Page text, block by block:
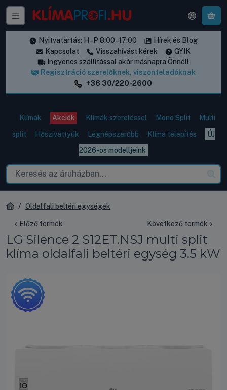
Nyitvatartás: H–P 8:00–17:00
Hírek és Blog
Kapcsolat
Visszahívást kérek
GYIK
Ingyenes szállítással akár másnapra Önnél!
Regisztráció szerelőknek, viszonteladóknak
+36 30/220-2600
Klímák Akciók Klímák szereléssel Mono Split
Multi
split
Hőszivattyúk Legnépszerűbb Klíma telepítés
ÚJ
2026-os modelljeink
Oldalfali beltéri egységek
Előző termék Következő termék
LG Silence 2 S12ET.NSJ multi split
klíma oldalfali beltéri egység 3.5 kW